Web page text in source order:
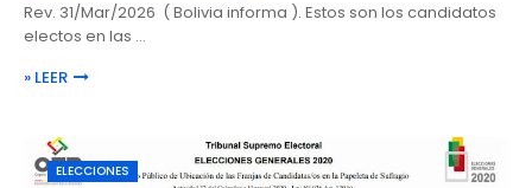
Rev. 31/Mar/2026 ( Bolivia informa ). Estos son los candidatos
electos en las …
» LEER
ELECCIONES